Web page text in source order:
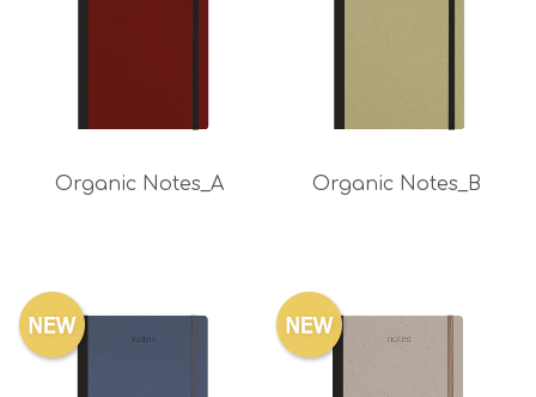
Organic Notes_A Organic Notes_B